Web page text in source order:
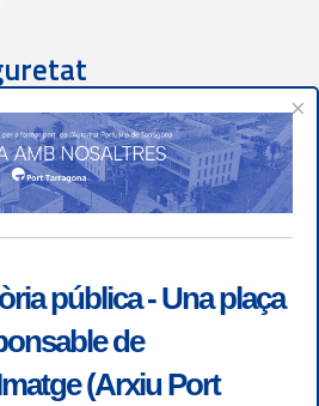
×
pública - Una plaça
de
(Arxiu Port